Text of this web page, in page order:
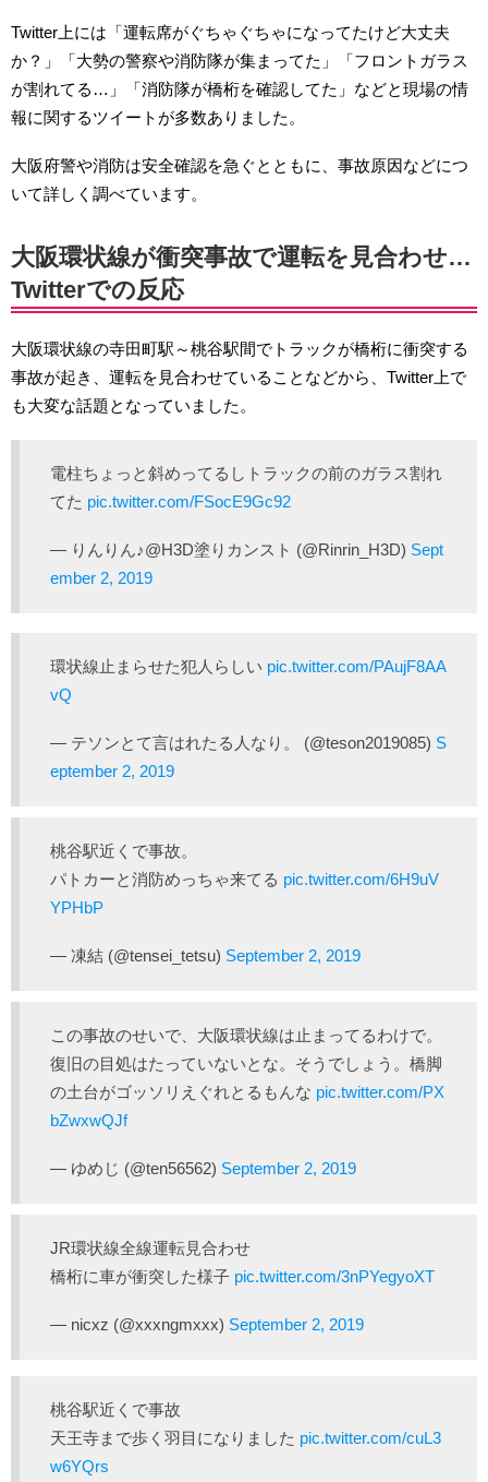
Twitter上には「運転席がぐちゃぐちゃになってたけど大丈夫
か？」「大勢の警察や消防隊が集まってた」「フロントガラス
が割れてる…」「消防隊が橋桁を確認してた」などと現場の情
報に関するツイートが多数ありました。
大阪府警や消防は安全確認を急ぐとともに、事故原因などにつ
いて詳しく調べています。
大阪環状線が衝突事故で運転を見合わせ…
Twitterでの反応
大阪環状線の寺田町駅～桃谷駅間でトラックが橋桁に衝突する
事故が起き、運転を見合わせていることなどから、Twitter上で
も大変な話題となっていました。
電柱ちょっと斜めってるしトラックの前のガラス割れ
てた pic.twitter.com/FSocE9Gc92
— りんりん♪@H3D塗りカンスト (@Rinrin_H3D) Sept
ember 2, 2019
環状線止まらせた犯人らしい pic.twitter.com/PAujF8AA
vQ
— テソンとて言はれたる人なり。 (@teson2019085) S
eptember 2, 2019
桃谷駅近くで事故。
パトカーと消防めっちゃ来てる pic.twitter.com/6H9uV
YPHbP
— 凍結 (@tensei_tetsu) September 2, 2019
この事故のせいで、大阪環状線は止まってるわけで。
復旧の目処はたっていないとな。そうでしょう。橋脚
の土台がゴッソリえぐれとるもんな pic.twitter.com/PX
bZwxwQJf
— ゆめじ (@ten56562) September 2, 2019
JR環状線全線運転見合わせ
橋桁に車が衝突した様子 pic.twitter.com/3nPYegyoXT
— nicxz (@xxxngmxxx) September 2, 2019
桃谷駅近くで事故
天王寺まで歩く羽目になりました pic.twitter.com/cuL3
w6YQrs